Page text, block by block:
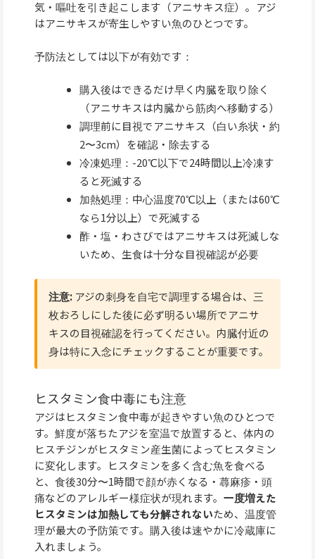
気・嘔吐を引き起こします（アニサキス症）。アジ
はアニサキスが寄生しやすい魚のひとつです。
予防法としては以下が有効です：
購入後はできるだけ早く内臓を取り除く
（アニサキスは内臓から筋肉へ移動する）
調理前に目視でアニサキス（白い糸状・約
2〜3cm）を確認・除去する
冷凍処理：-20℃以下で24時間以上冷凍す
ると死滅する
加熱処理：中心温度70℃以上（または60℃
なら1分以上）で死滅する
酢・塩・わさびではアニサキスは死滅しな
いため、生食は十分な目視確認が必要
注意: アジの刺身を自宅で調理する場合は、三
枚おろしにした後に必ず明るい場所でアニサ
キスの目視確認を行ってください。内臓付近の
身は特に入念にチェックすることが重要です。
ヒスタミン食中毒にも注意
アジはヒスタミン食中毒が起きやすい魚のひとつで
す。鮮度が落ちたアジを室温で放置すると、体内の
ヒスチジンがヒスタミン産生菌によってヒスタミン
に変化します。ヒスタミンを多く含む魚を食べる
と、食後30分〜1時間で顔が赤くなる・蕁麻疹・頭
痛などのアレルギー様症状が現れます。 一度増えた
ヒスタミンは加熱しても分解されないため、温度管
理が最大の予防策です。購入後は速やかに冷蔵庫に
入れましょう。